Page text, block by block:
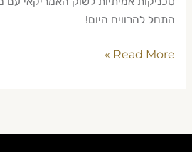
התחל להרוויח היום!
Read More »